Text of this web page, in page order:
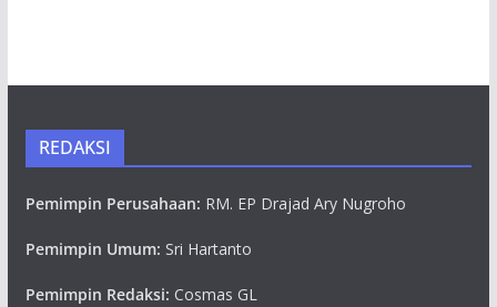
REDAKSI
Pemimpin Perusahaan: RM. EP Drajad Ary Nugroho
Pemimpin Umum: Sri Hartanto
Pemimpin Redaksi: Cosmas GL